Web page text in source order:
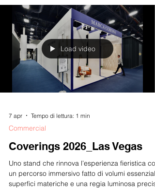
Load video
7 apr Tempo di lettura: 1 min
Commercial
Coverings 2026_Las Vegas
Uno stand che rinnova l’esperienza fieristica con
un percorso immersivo fatto di volumi essenziali,
superfici materiche e una regia luminosa